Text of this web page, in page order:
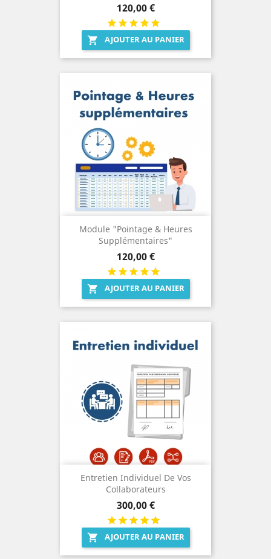
Prix
120,00 €
 AJOUTER AU PANIER
Module "Pointage & Heures
Supplémentaires"
Prix
120,00 €
 AJOUTER AU PANIER
Entretien Individuel De Vos
Collaborateurs
Prix
300,00 €
 AJOUTER AU PANIER